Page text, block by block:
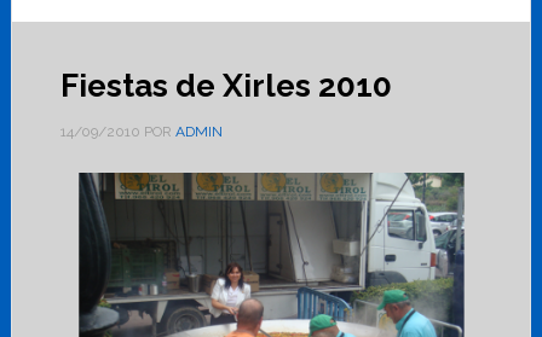
Fiestas de Xirles 2010
14/09/2010 POR ADMIN